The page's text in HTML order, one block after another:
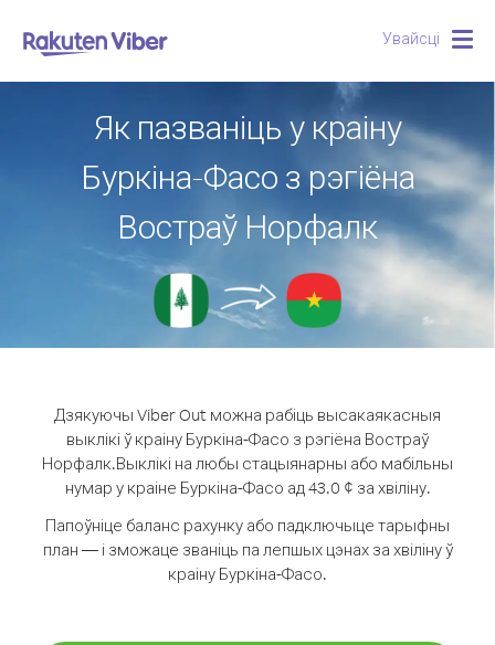
Увайсці
Як пазваніць у краіну
Буркіна-Фасо з рэгіёна
Востраў Норфалк
Дзякуючы Viber Out можна рабіць высакаякасныя
выклікі ў краіну Буркіна-Фасо з рэгіёна Востраў
Норфалк.Выклікі на любы стацыянарны або мабільны
нумар у краіне Буркіна-Фасо ад 43.0 ¢ за хвіліну.
Папоўніце баланс рахунку або падключыце тарыфны
план — і зможаце званіць па лепшых цэнах за хвіліну ў
краіну Буркіна-Фасо.